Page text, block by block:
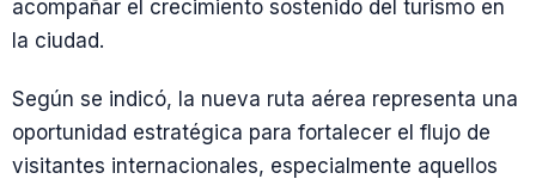
acompañar el crecimiento sostenido del turismo en
la ciudad.
Según se indicó, la nueva ruta aérea representa una
oportunidad estratégica para fortalecer el flujo de
visitantes internacionales, especialmente aquellos